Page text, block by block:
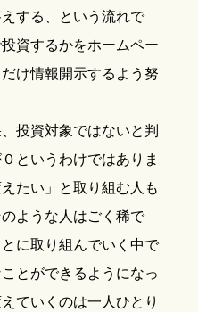
する、という流れで
資するかをホームペー
け情報開示するよう努
投資対象ではないと判
というわけではありま
たい」と取り組む人も
ような人はごく稀で
に取り組んでいく中で
とができるようになっ
ていくのは一人ひとり